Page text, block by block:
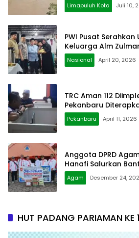
Limapuluh Kota Juli 10,
PWI Pusat
Keluarga Alm
Nasional April 20, 2026
TRC Aman 112
Pekanbaru
Pekanbaru April 11, 2026
Anggota DPRD
Hanafi Salurkan
Agam Desember 24,
HUT PADANG PARIAMAN KE